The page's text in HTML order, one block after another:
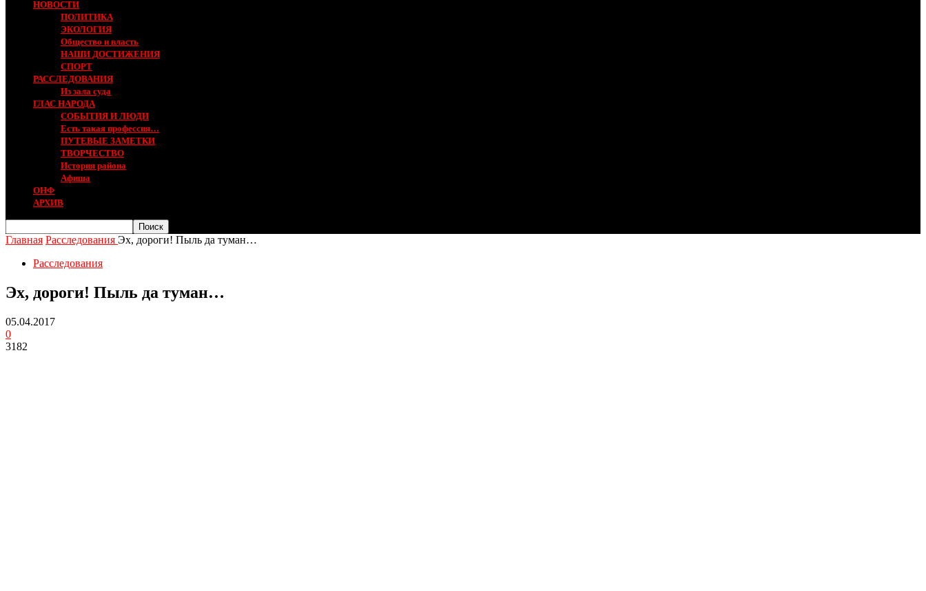
НОВОСТИ
ПОЛИТИКА
ЭКОЛОГИЯ
Общество и власть
НАШИ ДОСТИЖЕНИЯ
СПОРТ
РАССЛЕДОВАНИЯ
Из зала суда
ГЛАС НАРОДА
СОБЫТИЯ И ЛЮДИ
Есть такая профессия…
ПУТЕВЫЕ ЗАМЕТКИ
ТВОРЧЕСТВО
История района
Афиша
ОНФ
АРХИВ
Главная Расследования Эх, дороги! Пыль да туман…
Расследования
Эх, дороги! Пыль да туман…
05.04.2017
0
3182